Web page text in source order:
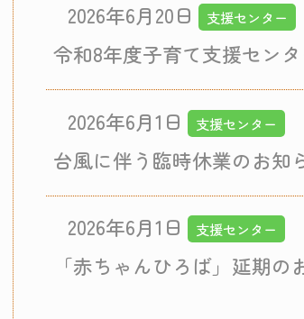
2026年6月20日 支援センター
令和8年度子育て支援セン
2026年6月1日 支援センター
台風に伴う臨時休業のお知
2026年6月1日 支援センター
「赤ちゃんひろば」延期の